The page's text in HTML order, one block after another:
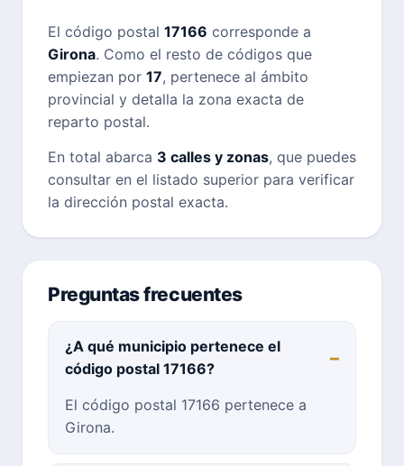
El código postal 17166 corresponde a
Girona. Como el resto de códigos que
empiezan por 17, pertenece al ámbito
provincial y detalla la zona exacta de
reparto postal.
En total abarca 3 calles y zonas, que puedes
consultar en el listado superior para verificar
la dirección postal exacta.
Preguntas frecuentes
¿A qué municipio pertenece el
código postal 17166?
El código postal 17166 pertenece a
Girona.